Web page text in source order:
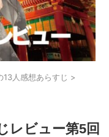
13人感想あらすじ >
レビュー第5回